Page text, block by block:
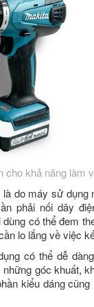
cho khả năng làm
do máy sử dụng
phải nối dây
có thể đem
lo lắng về việc
có thể dễ
góc khuất,
kiểu dáng